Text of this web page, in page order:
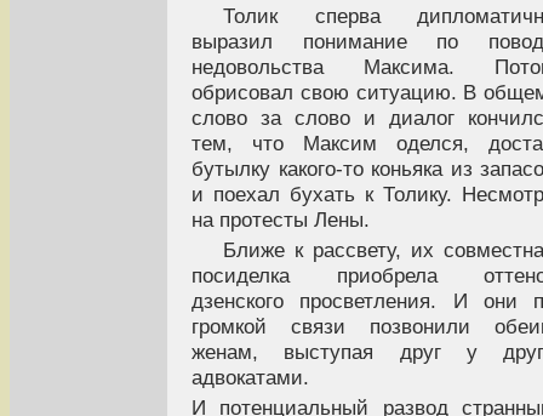
Толик сперва
выразил понимание по
недовольства Максима.
обрисовал свою ситуацию. В
слово за слово и диалог
тем, что Максим оделся,
бутылку какого-то коньяка из
и поехал бухать к Толику.
на протесты Лены.
Ближе к рассвету, их
посиделка приобрела
дзенского просветления. И они
громкой связи позвонили
женам, выступая друг у
адвокатами.
И потенциальный развод